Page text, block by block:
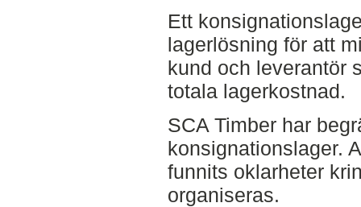
Ett
lagerlösning för att
kund och leverantör
totala lagerkostnad.
SCA Timber har
konsignationslager.
funnits oklarheter
organiseras.